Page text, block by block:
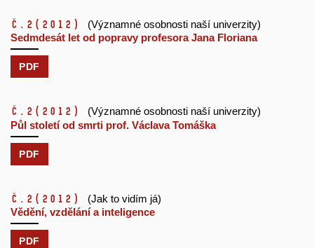
č.2 (2012)
(Významné osobnosti naší univerzity)
Sedmdesát let od popravy profesora Jana Floriana
PDF
č.2 (2012)
(Významné osobnosti naší univerzity)
Půl století od smrti prof. Václava Tomáška
PDF
č.2 (2012)
(Jak to vidím já)
Vědění, vzdělání a inteligence
PDF